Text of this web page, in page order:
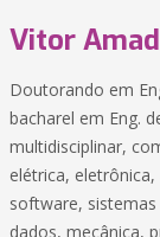
Vitor
Doutorando em
bacharel em Eng.
multidisciplinar,
elétrica,
software,
dados, mecânica,